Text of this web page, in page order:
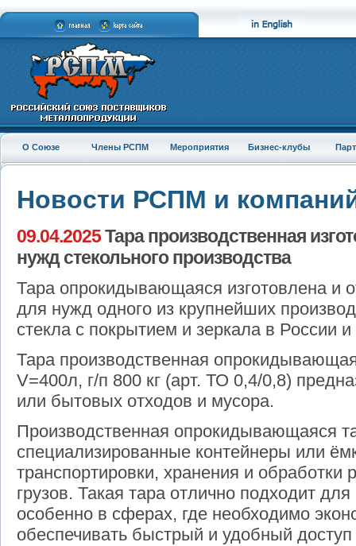
О Союзе Члены РСПМ Мероприятия Бизнес-клубы
Новости РСПМ и
09.04.2025Тара производственная
нужд стекольного производства
Тара опрокидывающаяся изготовлена и
для нужд одного из крупнейших
стекла с покрытием и зеркала в России
Тара производственная
V=400л, г/п 800 кг (арт. ТО 0,4/0,8)
или бытовых отходов и мусора.
Производственная опрокидывающаяся
специализированные контейнеры или
транспортировки, хранения и обработки
грузов. Такая тара отлично подходит
особенно в сферах, где необходимо
обеспечивать быстрый и удобный